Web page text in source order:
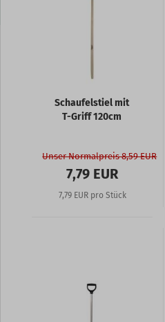
Schaufelstiel mit
T-Griff 120cm
Unser Normalpreis 8,59 EUR
7,79 EUR
7,79 EUR pro Stück